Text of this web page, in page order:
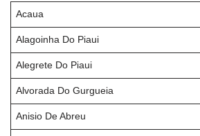
Acaua
Alagoinha Do Piaui
Alegrete Do Piaui
Alvorada Do Gurgueia
Anisio De Abreu